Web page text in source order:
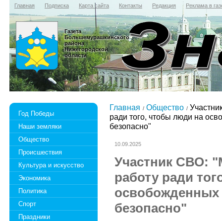
Главная Подписка Карта сайта Контакты Редакция Реклама в
Газета
Большемурашкинского
района
Нижегородской
области
Год Победы
Наши земляки
Общество
Происшествия
Культура и искусство
Экономика
Политика
Спорт
Праздники
Главная Общество
ради того, чтобы люди на
безопасно"
10.09.2025
Участник СВО:
работу ради
освобожденных
безопасно"